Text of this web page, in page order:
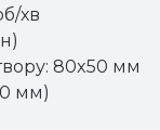
хв
80x50 мм
мм)